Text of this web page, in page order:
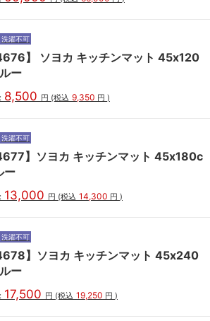
洗濯不可
】 ソヨカ キッチンマット 45x120
ー
8,500 円 (税込 9,350 円 )
洗濯不可
】ソヨカ キッチンマット 45x180c
ー
13,000 円 (税込 14,300 円 )
洗濯不可
】ソヨカ キッチンマット 45x240
ー
17,500 円 (税込 19,250 円 )